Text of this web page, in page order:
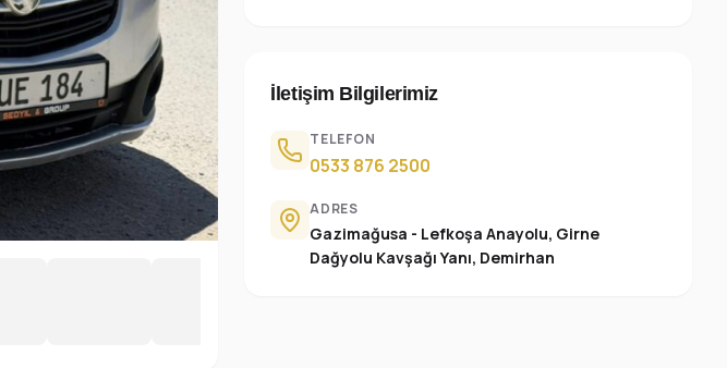
İletişim Bilgilerimiz
TELEFON
0533 876 2500
ADRES
Gazimağusa - Lefkoşa Anayolu, Girne
Dağyolu Kavşağı Yanı, Demirhan